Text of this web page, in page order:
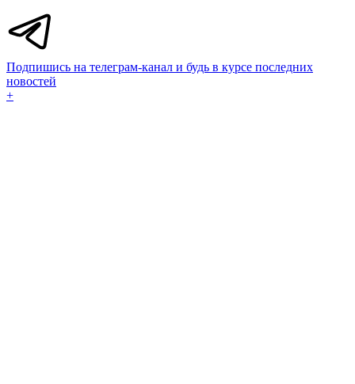
Подпишись на телеграм-канал и будь в курсе последних
новостей
+